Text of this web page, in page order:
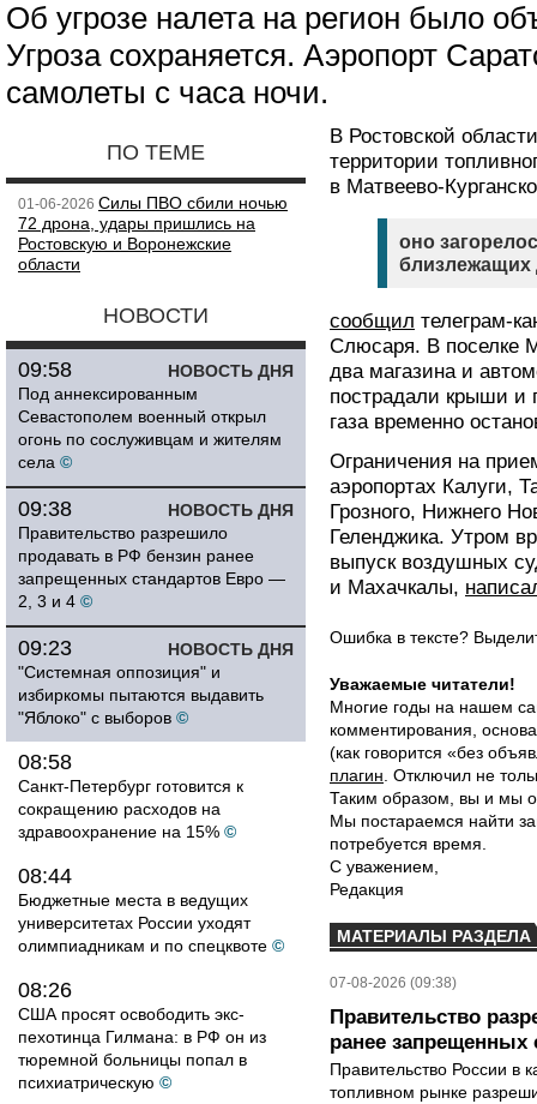
Об угрозе налета на регион было
Угроза сохраняется. Аэропорт
самолеты с часа ночи.
ПО ТЕМЕ
01-06-2026 Силы ПВО сбили ночью
72 дрона, удары пришлись на
Ростовскую и Воронежские
области
НОВОСТИ
НОВОСТЬ ДНЯ
09:58
Под аннексированным
Севастополем военный открыл
огонь по сослуживцам и жителям
села ©
НОВОСТЬ ДНЯ
09:38
Правительство разрешило
продавать в РФ бензин ранее
запрещенных стандартов Евро —
2, 3 и 4 ©
НОВОСТЬ ДНЯ
09:23
"Системная оппозиция" и
избиркомы пытаются выдавить
"Яблоко" с выборов ©
08:58
Санкт-Петербург готовится к
сокращению расходов на
здравоохранение на 15% ©
08:44
Бюджетные места в ведущих
университетах России уходят
олимпиадникам и по спецквоте ©
08:26
США просят освободить экс-
пехотинца Гилмана: в РФ он из
тюремной больницы попал в
психиатрическую ©
В Ростовской
территории
в Матвеево-
оно
близлежащих
сообщил телеграм-
Слюсаря. В поселке
два магазина и
пострадали крыши и
газа временно
Ограничения на
аэропортах Калуги,
Грозного, Нижнего
Геленджика. Утром
выпуск воздушных
и Махачкалы,
Ошибка в тексте?
Уважаемые читатели!
Многие годы на нашем
комментирования,
(как говорится «без
плагин . Отключил не
Таким образом, вы и мы
Мы постараемся найти
потребуется время.
С уважением,
Редакция
МАТЕРИАЛЫ РАЗДЕЛА
07-08-2026 (09:38)
Правительство
ранее запрещенных
Правительство России в
топливном рынке